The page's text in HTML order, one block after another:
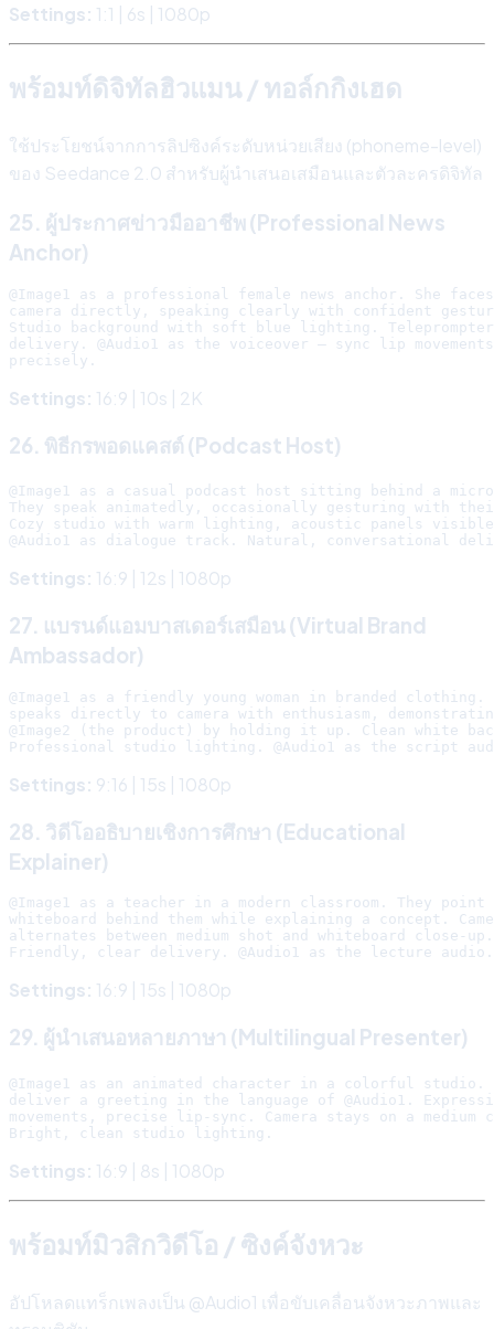
Settings: 1:1 | 6s | 1080p
พร้อมท์ดิจิทัลฮิวแมน / ทอล์กกิงเฮด
ใช้ประโยชน์จากการลิปซิงค์ระดับหน่วยเสียง (phoneme-level)
ของ Seedance 2.0 สำหรับผู้นำเสนอเสมือนและตัวละครดิจิทัล
25. ผู้ประกาศข่าวมืออาชีพ (Professional News
Anchor)
@Image1 as a professional female news anchor. She
camera directly, speaking clearly with confident
Studio background with soft blue lighting.
delivery. @Audio1 as the voiceover — sync lip movements
Settings: 16:9 | 10s | 2K
26. พิธีกรพอดแคสต์ (Podcast Host)
@Image1 as a casual podcast host sitting behind a
They speak animatedly, occasionally gesturing with
Cozy studio with warm lighting, acoustic panels
Settings: 16:9 | 12s | 1080p
27. แบรนด์แอมบาสเดอร์เสมือน (Virtual Brand
Ambassador)
@Image1 as a friendly young woman in branded clothing.
speaks directly to camera with enthusiasm,
@Image2 (the product) by holding it up. Clean white
Settings: 9:16 | 15s | 1080p
28. วิดีโออธิบายเชิงการศึกษา (Educational
Explainer)
@Image1 as a teacher in a modern classroom. They
whiteboard behind them while explaining a concept.
alternates between medium shot and whiteboard close-up.
Settings: 16:9 | 15s | 1080p
29. ผู้นำเสนอหลายภาษา (Multilingual Presenter)
@Image1 as an animated character in a colorful studio.
deliver a greeting in the language of @Audio1.
movements, precise lip-sync. Camera stays on a medium
Settings: 16:9 | 8s | 1080p
พร้อมท์มิวสิกวิดีโอ / ซิงค์จังหวะ
อัปโหลดแทร็กเพลงเป็น @Audio1 เพื่อขับเคลื่อนจังหวะภาพและ